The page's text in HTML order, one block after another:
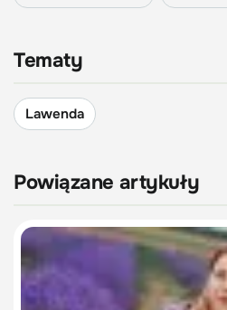
Tematy
Lawenda
Powiązane artykuły